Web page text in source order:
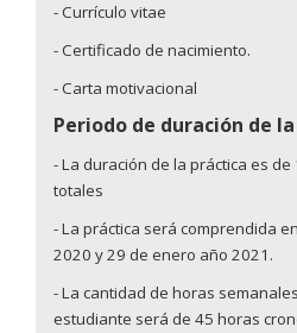
- Currículo vitae
- Certificado de nacimiento.
- Carta motivacional
Periodo de duración de
- La duración de la práctica es
totales
- La práctica será comprendida
2020 y 29 de enero año 2021.
- La cantidad de horas
estudiante será de 45 horas